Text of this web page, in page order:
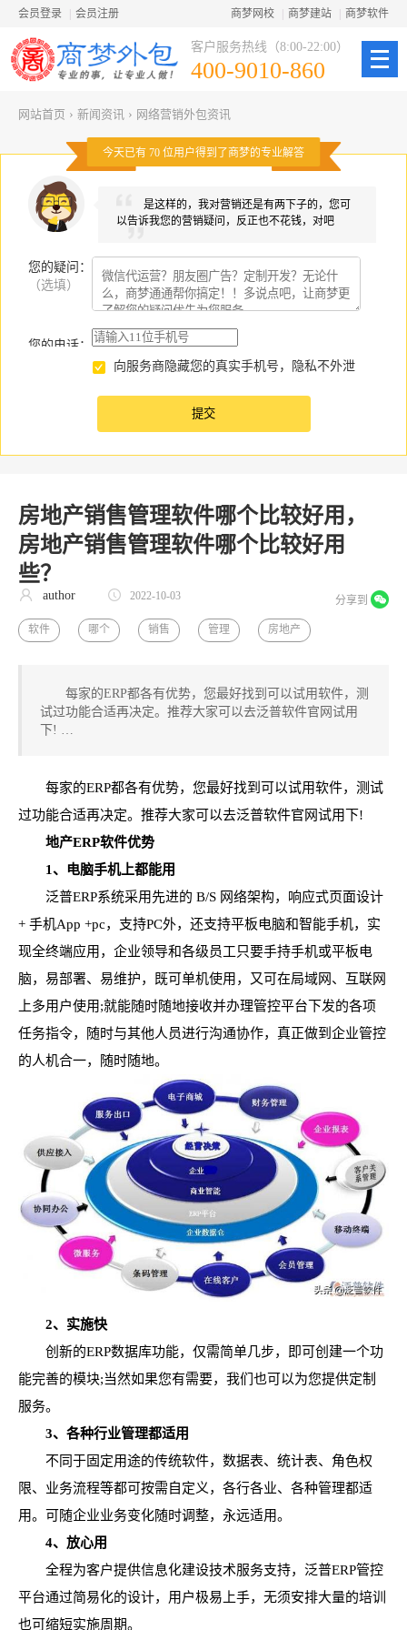
会员登录 会员注册 商梦网校 商梦建站 商梦软件
客户服务热线（8:00-22:00）
400-9010-860
网站首页 › 新闻资讯 › 网络营销外包资讯
今天已有 70 位用户得到了商梦的专业解答
是这样的，我对营销还是有两下子的，您可
以告诉我您的营销疑问，反正也不花钱，对吧
您的疑问
（选填）
：
您的电话：
向服务商隐藏您的真实手机号，隐私不外泄
房地产销售管理软件哪个比较好用，
房地产销售管理软件哪个比较好用
些？
分享到
author 2022-10-03
软件 哪个 销售 管理 房地产
每家的ERP都各有优势，您最好找到可以试用软件，测
试过功能合适再决定。推荐大家可以去泛普软件官网试用
下! …
每家的ERP都各有优势，您最好找到可以试用软件，测试
过功能合适再决定。推荐大家可以去泛普软件官网试用下!
地产ERP软件优势
1、电脑手机上都能用
泛普ERP系统采用先进的 B/S 网络架构，响应式页面设计
+ 手机App +pc，支持PC外，还支持平板电脑和智能手机，实
现全终端应用，企业领导和各级员工只要手持手机或平板电
脑，易部署、易维护，既可单机使用，又可在局域网、互联网
上多用户使用;就能随时随地接收并办理管控平台下发的各项
任务指令，随时与其他人员进行沟通协作，真正做到企业管控
的人机合一，随时随地。
2、实施快
创新的ERP数据库功能，仅需简单几步，即可创建一个功
能完善的模块;当然如果您有需要，我们也可以为您提供定制
服务。
3、各种行业管理都适用
不同于固定用途的传统软件，数据表、统计表、角色权
限、业务流程等都可按需自定义，各行各业、各种管理都适
用。可随企业业务变化随时调整，永远适用。
4、放心用
全程为客户提供信息化建设技术服务支持，泛普ERP管控
平台通过简易化的设计，用户极易上手，无须安排大量的培训
也可缩短实施周期。